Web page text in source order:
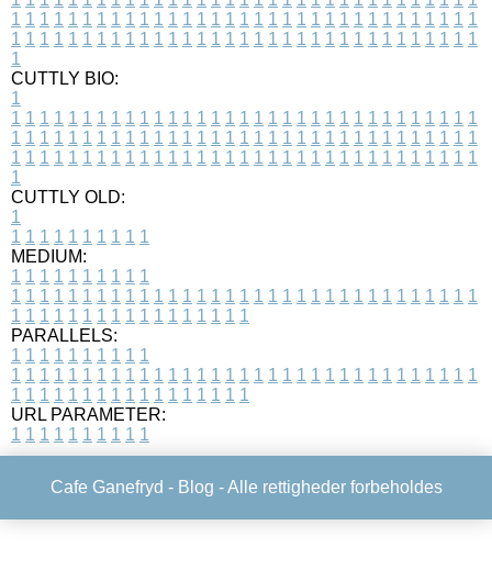
1 1 1 1 1 1 1 1 1 1 1 1 1 1 1 1 1 1 1 1 1 1 1 1 1 1 1 1 1 1 1 1 1
1 1 1 1 1 1 1 1 1 1 1 1 1 1 1 1 1 1 1 1 1 1 1 1 1 1 1 1 1 1 1 1 1
1
CUTTLY BIO:
1
1 1 1 1 1 1 1 1 1 1 1 1 1 1 1 1 1 1 1 1 1 1 1 1 1 1 1 1 1 1 1 1 1
1 1 1 1 1 1 1 1 1 1 1 1 1 1 1 1 1 1 1 1 1 1 1 1 1 1 1 1 1 1 1 1 1
1 1 1 1 1 1 1 1 1 1 1 1 1 1 1 1 1 1 1 1 1 1 1 1 1 1 1 1 1 1 1 1 1
1
CUTTLY OLD:
1
1 1 1 1 1 1 1 1 1 1
MEDIUM:
1 1 1 1 1 1 1 1 1 1
1 1 1 1 1 1 1 1 1 1 1 1 1 1 1 1 1 1 1 1 1 1 1 1 1 1 1 1 1 1 1 1 1
1 1 1 1 1 1 1 1 1 1 1 1 1 1 1 1 1
PARALLELS:
1 1 1 1 1 1 1 1 1 1
1 1 1 1 1 1 1 1 1 1 1 1 1 1 1 1 1 1 1 1 1 1 1 1 1 1 1 1 1 1 1 1 1
1 1 1 1 1 1 1 1 1 1 1 1 1 1 1 1 1
URL PARAMETER:
1 1 1 1 1 1 1 1 1 1
Cafe Ganefryd - Blog - Alle rettigheder forbeholdes